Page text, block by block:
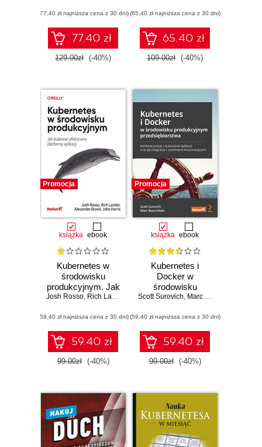
maszynowego
(77,40 zł najniższa cena z 30 dni)
77.40 zł
129.00zł (-40%)
Wydanie II
(65,40 zł najniższa cena z 30 dni)
65.40 zł
109.00zł (-40%)
Promocja
książka ebook
Kubernetes w
środowisku
produkcyjnym. Jak
budować
platformy aplikacji
Josh Rosso, Rich Lander Alex Brand,John Harris
(59,40 zł najniższa cena z 30 dni)
59.40 zł
99.00zł (-40%)
Promocja
książka ebook
Kubernetes i
Docker w
środowisku
produkcyjnym
Konteneryzacja i
skalowanie
aplikacji oraz jej
integracja z
systemami
Scott Surovich, Marc Boorshtein
(59,40 zł najniższa cena z 30 dni)
59.40 zł
99.00zł (-40%)